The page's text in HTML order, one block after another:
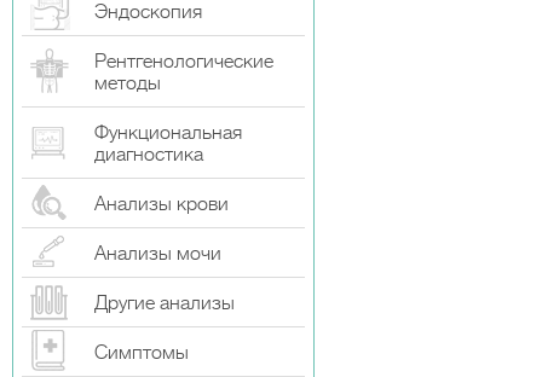
Эндоскопия
Рентгенологические
методы
Функциональная
диагностика
Анализы крови
Анализы мочи
Другие анализы
Симптомы